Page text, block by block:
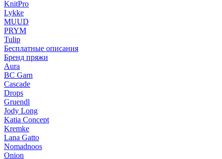
KnitPro
Lykke
MUUD
PRYM
Tulip
Бесплатные описания
Бренд пряжи
Aura
BC Garn
Cascade
Drops
Gruendl
Jody Long
Katia Concept
Kremke
Lana Gatto
Nomadnoos
Onion